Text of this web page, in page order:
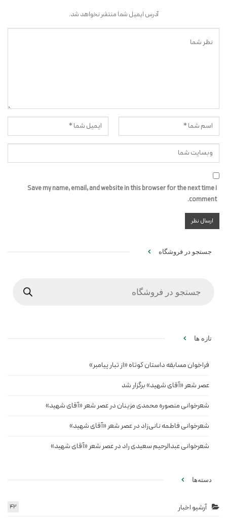
آدرس ایمیل شما منتشر نخواهد شد.
Save my name, email, and website in this browser for the next time I
comment.
جستجو در فروشگاه
تازه ها
فراخوان مسابقه داستان کوتاه «از تبار پیامبر»
عصر شعر «آقای شهید» برگزار شد
شعرخوانی منصوره محمدی مزینان در عصر شعر «آقای شهید»
شعرخوانی فاطمه نانی‌زاد در عصر شعر «آقای شهید»
شعرخوانی عبدالرحیم سعیدی راد در عصر شعر «آقای شهید»
دسته‌ها
آرشیو اخبار 42